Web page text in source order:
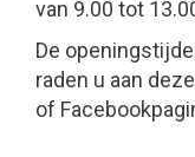
van 9.00 tot
De
raden u aan
of